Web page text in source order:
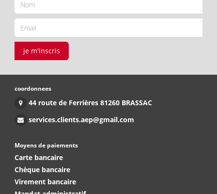
je m'inscris
coordonnees
44 route de Ferrières 81260 BRASSAC
services.clients.aep@gmail.com
Moyens de paiements
Carte bancaire
Chèque bancaire
Virement bancaire